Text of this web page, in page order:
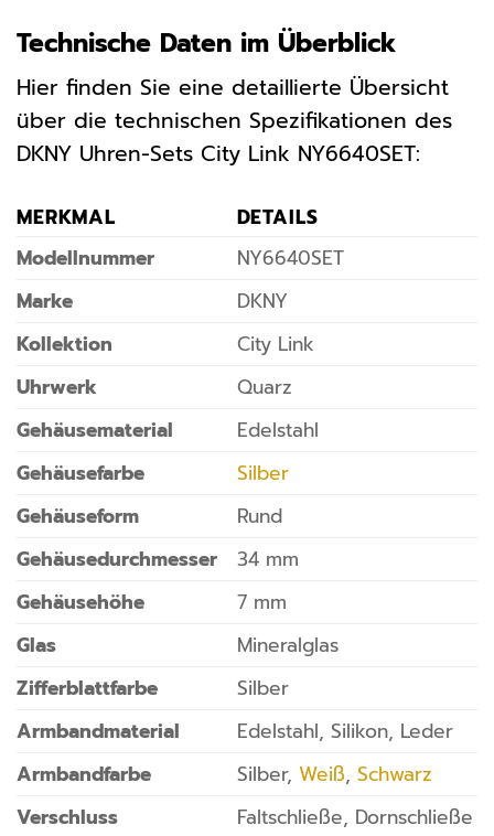
Technische Daten im Überblick
Hier finden Sie eine detaillierte Übersicht
über die technischen Spezifikationen des
DKNY Uhren-Sets City Link NY6640SET:
MERKMAL
DETAILS
Modellnummer
NY6640SET
Marke
DKNY
Kollektion
City Link
Uhrwerk
Quarz
Gehäusematerial
Edelstahl
Gehäusefarbe
Silber
Gehäuseform
Rund
Gehäusedurchmesser
34 mm
Gehäusehöhe
7 mm
Glas
Mineralglas
Zifferblattfarbe
Silber
Armbandmaterial
Edelstahl, Silikon, Leder
Armbandfarbe
Silber, Weiß, Schwarz
Verschluss
Faltschließe, Dornschließe